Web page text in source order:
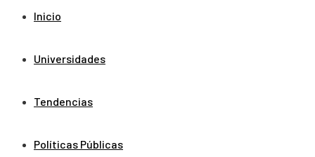
Inicio
Universidades
Tendencias
Políticas Públicas